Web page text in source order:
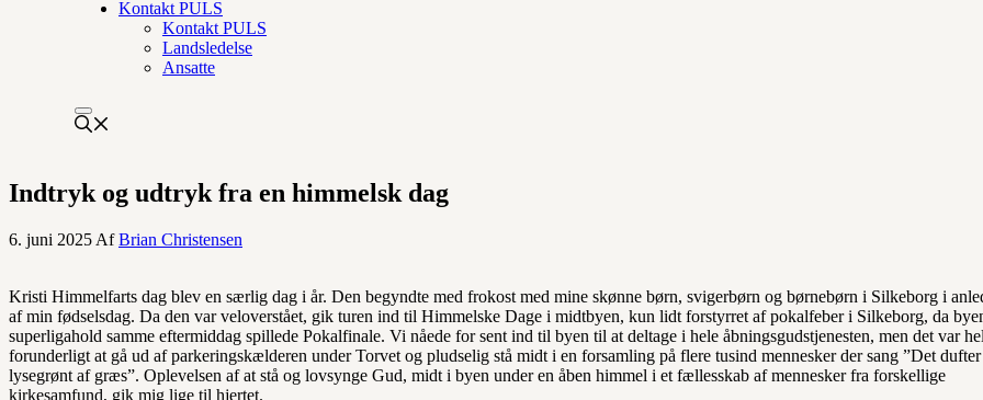
Kontakt PULS
Kontakt PULS
Landsledelse
Ansatte
Indtryk og udtryk fra en himmelsk dag
6. juni 2025 AfBrian Christensen
Kristi Himmelfarts dag blev en særlig dag i år. Den begyndte med frokost med mine skønne børn, svigerbørn og børnebørn i Silkeborg i
af min fødselsdag. Da den var veloverstået, gik turen ind til Himmelske Dage i midtbyen, kun lidt forstyrret af pokalfeber i Silkeborg, da
superligahold samme eftermiddag spillede Pokalfinale. Vi nåede for sent ind til byen til at deltage i hele åbningsgudstjenesten, men det var
forunderligt at gå ud af parkeringskælderen under Torvet og pludselig stå midt i en forsamling på flere tusind mennesker der sang ”Det dufter
lysegrønt af græs”. Oplevelsen af at stå og lovsynge Gud, midt i byen under en åben himmel i et fællesskab af mennesker fra forskellige
kirkesamfund, gik mig lige til hjertet.